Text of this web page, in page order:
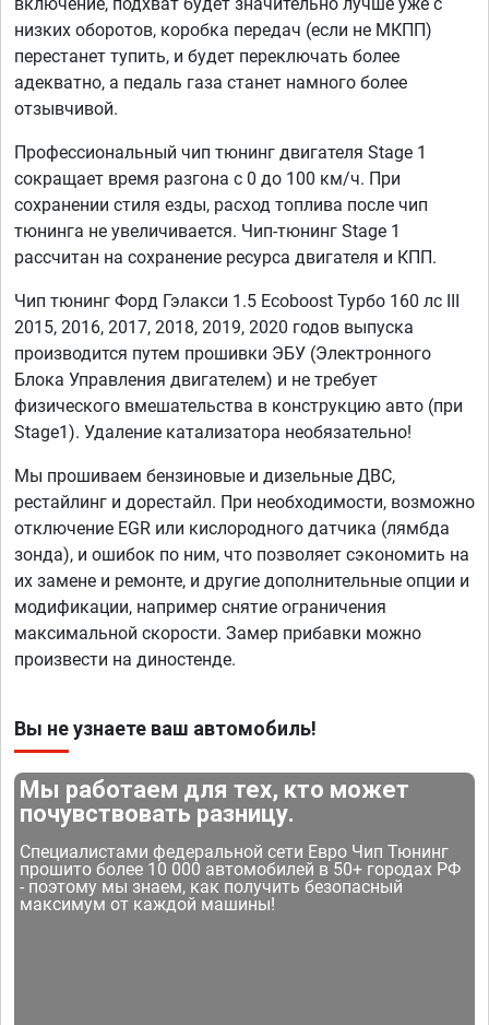
низких оборотов, коробка передач (если не МКПП)
перестанет тупить, и будет переключать более
адекватно, а педаль газа станет намного более
отзывчивой.
Профессиональный чип тюнинг двигателя Stage 1
сокращает время разгона с 0 до 100 км/ч. При
сохранении стиля езды, расход топлива после чип
тюнинга не увеличивается. Чип-тюнинг Stage 1
рассчитан на сохранение ресурса двигателя и КПП.
Чип тюнинг Форд Гэлакси 1.5 Ecoboost Турбо 160 лс III
2015, 2016, 2017, 2018, 2019, 2020 годов выпуска
производится путем прошивки ЭБУ (Электронного
Блока Управления двигателем) и не требует
физического вмешательства в конструкцию авто (при
Stage1). Удаление катализатора необязательно!
Мы прошиваем бензиновые и дизельные ДВС,
рестайлинг и дорестайл. При необходимости, возможно
отключение EGR или кислородного датчика (лямбда
зонда), и ошибок по ним, что позволяет сэкономить на
их замене и ремонте, и другие дополнительные опции и
модификации, например снятие ограничения
максимальной скорости. Замер прибавки можно
произвести на диностенде.
Вы не узнаете ваш автомобиль!
Мы работаем для тех, кто может
почувствовать разницу.
Специалистами федеральной сети Евро Чип Тюнинг
прошито более 10 000 автомобилей в 50+ городах РФ
- поэтому мы знаем, как получить безопасный
максимум от каждой машины!